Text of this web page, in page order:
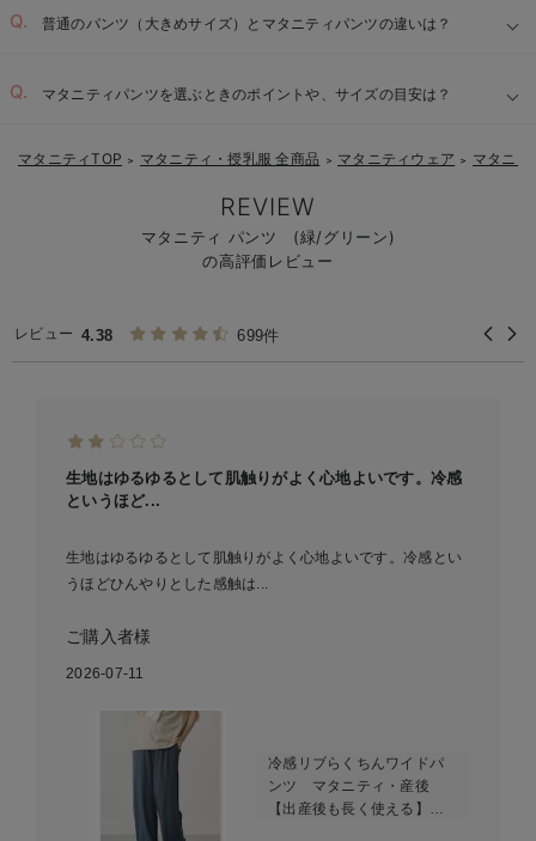
普通のパンツ（大きめサイズ）とマタニティパンツの違いは？
着脱しやすい設計：
マタニティパンツを選ぶときのポイントや、サイズの目安は？
マタニティTOP ＞ マタニティ・授乳服 全商品 ＞ マタニティウェア ＞ マタニテ
REVIEW
マタニティ パンツ (緑/グリーン)
の高評価レビュー
レビュー 4.38 699件
生地はゆるゆるとして肌触りがよく心地よいです。冷感
というほど...
生地はゆるゆるとして肌触りがよく心地よいです。冷感とい
うほどひんやりとした感触は...
ご購入者様
2026-07-11
冷感リブらくちんワイドパ
ンツ マタニティ・産後
【出産後も長く使える】